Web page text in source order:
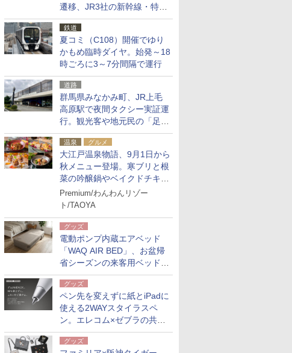
遷移、JR3社の新幹線・特急
予約をアプリで一括確認
鉄道
夏コミ（C108）開催でゆり
かもめ臨時ダイヤ。始発～18
時ごろに3～7分間隔で運行
道路
群馬県みなかみ町、JR上毛
高原駅で夜間タクシー実証運
行。観光客や地元民の「足が
ない」課題解消へ、木金土に
2台体制
温泉 グルメ
大江戸温泉物語、9月1日から
秋メニュー登場。寒ブリと根
菜の吟醸鍋やベイクドチキ
ン、ショコラ＆栗スイーツも
食べ放題に
Premium/わんわんリゾー
ト/TAOYA
グッズ
電動ポンプ内蔵エアベッド
「WAQ AIR BED」、お盆帰
省シーズンの来客用ベッドに
も。使用後は収納バッグでコ
ンパクトに保管
グッズ
ペン先を変えずに紙とiPadに
使える2WAYスタイラスペ
ン。エレコム×ゼブラの共同
開発
グッズ